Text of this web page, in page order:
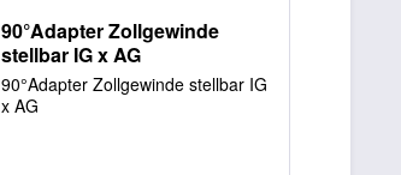
90°Adapter Zollgewinde
stellbar IG x AG
90°Adapter Zollgewinde stellbar IG
x AG